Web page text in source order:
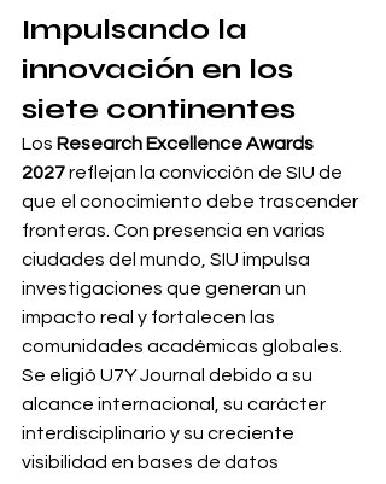
Impulsando la
innovación en los
siete continentes
Los Research Excellence Awards
2027 reflejan la convicción de SIU de
que el conocimiento debe trascender
fronteras. Con presencia en varias
ciudades del mundo, SIU impulsa
investigaciones que generan un
impacto real y fortalecen las
comunidades académicas globales.
Se eligió U7Y Journal debido a su
alcance internacional, su carácter
interdisciplinario y su creciente
visibilidad en bases de datos